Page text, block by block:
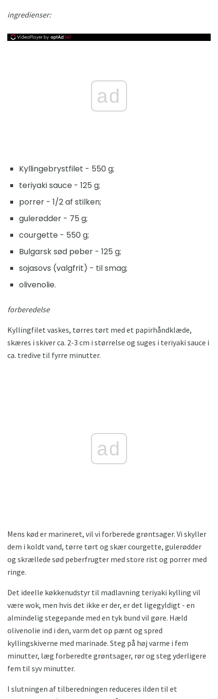
ingredienser:
ad
Kyllingebrystfilet - 550 g;
teriyaki sauce - 125 g;
porrer - 1/2 af stilken;
gulerødder - 75 g;
courgette - 550 g;
Bulgarsk sød peber - 125 g;
sojasovs (valgfrit) - til smag;
olivenolie.
forberedelse
Kyllingfilet vaskes, tørres tørt med et papirhåndklæde,
skæres i skiver ca. 2-3 cm i størrelse og suges i teriyaki sauce i
ca. tredive til fyrre minutter.
ad
Mens kød er marineret, vil vi forberede grøntsager. Vi skyller
dem i koldt vand, tørre tørt og skær courgette, gulerødder
og skrællede sød peberfrugter med store rist og porrer med
ringe.
Det ideelle køkkenudstyr til madlavning teriyaki kylling vil
være wok, men hvis det ikke er der, er det ligegyldigt - en
almindelig stegepande med en tyk bund vil gøre. Hæld
olivenolie ind i den, varm det op pænt og spred
kyllingskiverne med marinade. Steg på høj varme i fem
minutter, læg forberedte grøntsager, rør og steg yderligere
fem til syv minutter.
I slutningen af ​​tilberedningen reduceres ilden til et